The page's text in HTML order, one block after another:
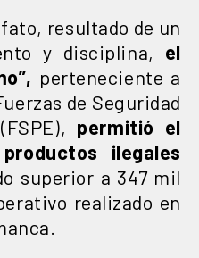
resultado de un
y disciplina, el
perteneciente a
de Seguridad
permitió el
ilegales
superior a 347 mil
realizado en